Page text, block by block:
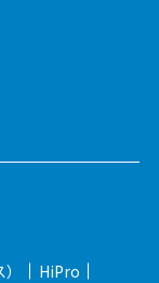
HiPro